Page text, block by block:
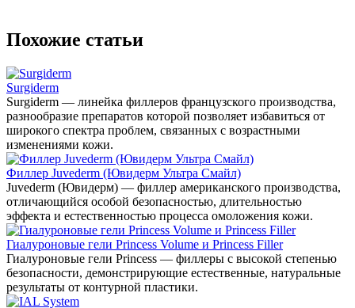
Похожие статьи
Surgiderm
Surgiderm — линейка филлеров французского производства,
разнообразие препаратов которой позволяет избавиться от
широкого спектра проблем, связанных с возрастными
изменениями кожи.
Филлер Juvederm (Ювидерм Ультра Смайл)
Juvederm (Ювидерм) — филлер американского производства,
отличающийся особой безопасностью, длительностью
эффекта и естественностью процесса омоложения кожи.
Гиалуроновые гели Princess Volume и Princess Filler
Гиалуроновые гели Princess — филлеры с высокой степенью
безопасности, демонстрирующие естественные, натуральные
результаты от контурной пластики.